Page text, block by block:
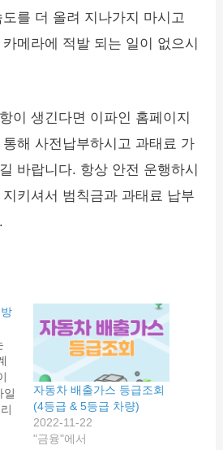
를 더 올려 지나가지 마시고
메라에 적발 되는 일이 없으시
이 생긴다면 이파인 홈페이지
해 사전납부하시고 과태료 가
바랍니다. 항상 안전 운행하시
키셔서 범칙금과 과태료 납부
일
자동차 배출가스 등급조회
(4등급 & 5등급 차량)
2022-11-22
"금융"에서